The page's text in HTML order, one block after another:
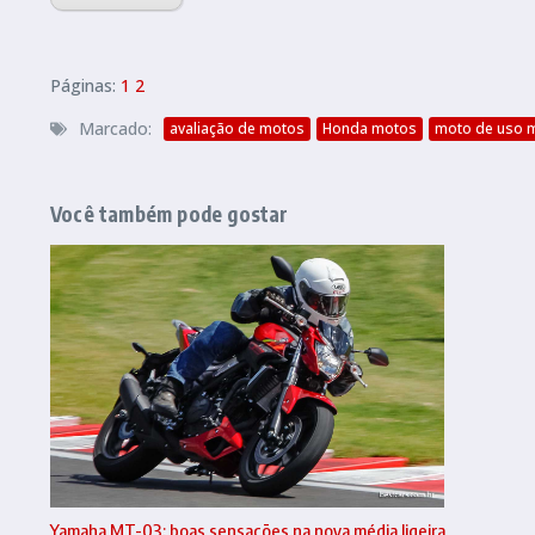
Páginas: 1 2
Marcado:
avaliação de motos Honda motos moto de uso
Você também pode gostar
Yamaha MT-03: boas sensações na nova média ligeira